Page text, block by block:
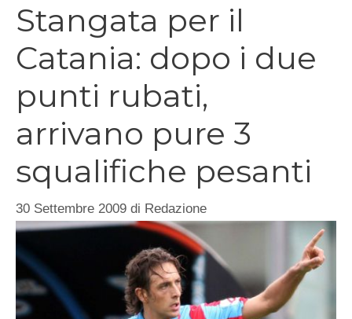
Stangata per il
Catania: dopo i due
punti rubati,
arrivano pure 3
squalifiche pesanti
30 Settembre 2009 di Redazione